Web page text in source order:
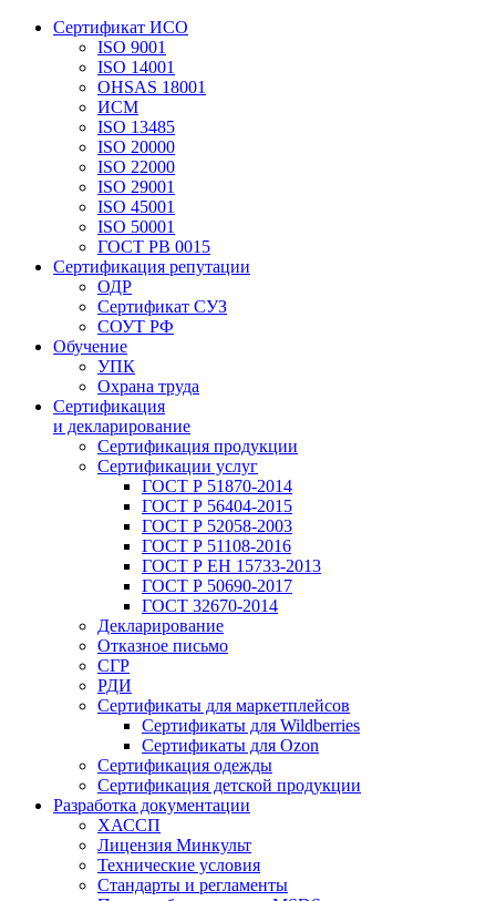
Сертификат ИСО
ISO 9001
ISO 14001
OHSAS 18001
ИСМ
ISO 13485
ISO 20000
ISO 22000
ISO 29001
ISO 45001
ISO 50001
ГОСТ РВ 0015
Сертификация репутации
ОДР
Сертификат СУЗ
СОУТ РФ
Обучение
УПК
Охрана труда
Сертификация
и декларирование
Сертификация продукции
Сертификации услуг
ГОСТ Р 51870-2014
ГОСТ Р 56404-2015
ГОСТ Р 52058-2003
ГОСТ Р 51108-2016
ГОСТ Р ЕН 15733-2013
ГОСТ Р 50690-2017
ГОСТ 32670-2014
Декларирование
Отказное письмо
СГР
РДИ
Сертификаты для маркетплейсов
Сертификаты для Wildberries
Сертификаты для Ozon
Сертификация одежды
Сертификация детской продукции
Разработка документации
ХАССП
Лицензия Минкульт
Технические условия
Стандарты и регламенты